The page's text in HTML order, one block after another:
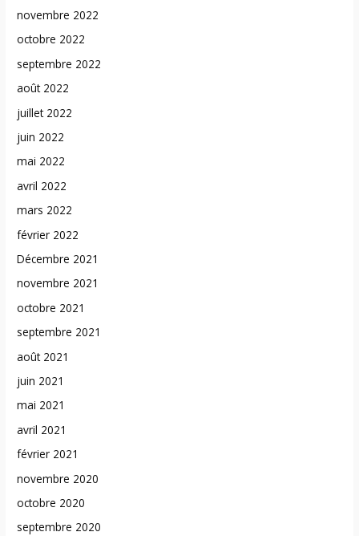
novembre 2022
octobre 2022
septembre 2022
août 2022
juillet 2022
juin 2022
mai 2022
avril 2022
mars 2022
février 2022
Décembre 2021
novembre 2021
octobre 2021
septembre 2021
août 2021
juin 2021
mai 2021
avril 2021
février 2021
novembre 2020
octobre 2020
septembre 2020